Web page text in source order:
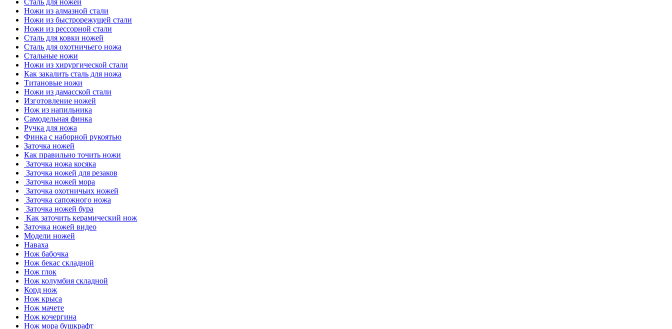
Сталь для ножей
Ножи из алмазной стали
Ножи из быстрорежущей стали
Ножи из рессорной стали
Сталь для ковки ножей
Сталь для охотничьего ножа
Стальные ножи
Ножи из хирургической стали
Как закалить сталь для ножа
Титановые ножи
Ножи из дамасской стали
Изготовление ножей
Нож из напильника
Самодельная финка
Ручка для ножа
Финка с наборной рукоятью
Заточка ножей
Как правильно точить ножи
Заточка ножа косяка
Заточка ножей для резаков
Заточка ножей мора
Заточка охотничьих ножей
Заточка сапожного ножа
Заточка ножей бура
Как заточить керамический нож
Заточка ножей видео
Модели ножей
Наваха
Нож бабочка
Нож бекас складной
Нож глок
Нож колумбия складной
Корд нож
Нож крыса
Нож мачете
Нож кочергина
Нож мора бушкрафт